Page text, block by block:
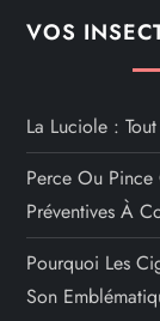
VOS
La Luciole :
Perce Ou
Préventives À
Pourquoi Les
Son